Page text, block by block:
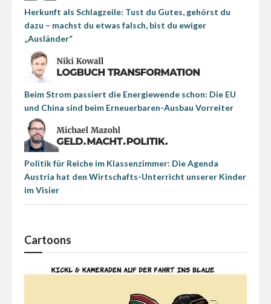
Herkunft als Schlagzeile: Tust du Gutes, gehörst du
dazu – machst du etwas falsch, bist du ewiger
„Ausländer“
Beim Strom passiert die Energiewende schon: Die EU
und China sind beim Erneuerbaren-Ausbau Vorreiter
Politik für Reiche im Klassenzimmer: Die Agenda
Austria hat den Wirtschafts-Unterricht unserer Kinder
im Visier
Cartoons